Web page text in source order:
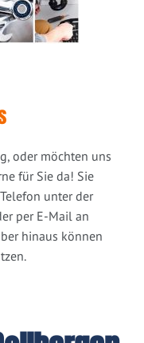
oder möchten uns
für Sie da! Sie
unter der
per E-Mail an
hinaus können